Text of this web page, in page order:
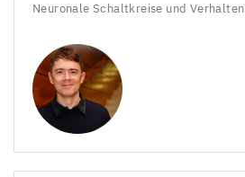
Neuronale Schaltkreise und Verhalten